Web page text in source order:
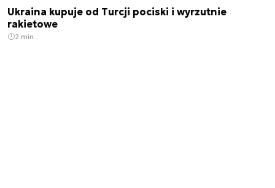
Ukraina kupuje od Turcji pociski i wyrzutnie
rakietowe
2 min.